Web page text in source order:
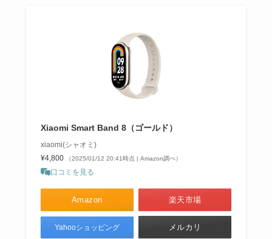
Xiaomi Smart Band 8（ゴールド）
xiaomi(シャオミ)
¥4,800
（2025/01/12 20:41時点 | Amazon調べ）
口コミを見る
Amazon 楽天市場
Yahooショッピング メルカリ